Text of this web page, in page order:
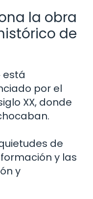
la obra
de
está
por el
XX, donde
de
y las
y